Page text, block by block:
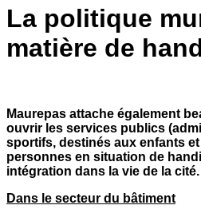
La politique
matière de
Maurepas attache également
ouvrir les services publics
sportifs, destinés aux enfants
personnes en situation de
intégration dans la vie de la cité.
Dans le secteur du bâtiment